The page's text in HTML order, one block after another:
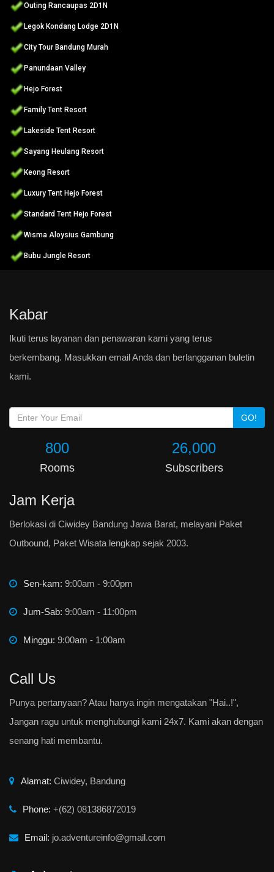
Outing Rancaupas 2D1N
Legok Kondang Lodge 2D1N
City Tour Bandung Murah
Panundaan Valley
Hejo Forest
Family Tent Resort
Lakeside Tent Resort
Sayang Heulang Resort
Keong Resort
Luxury Tent Hejo Forest
Standard Tent Hejo Forest
Wisma Aloysius Gambung
Bubu Jungle Resort
Kabar
Ikuti terus layanan dan penawaran kami yang terus
berkembang. Masukkan email Anda dan berlangganan buletin
kami.
GO!
800
Rooms
26,000
Subscribers
Jam Kerja
Berlokasi di Ciwidey Bandung Jawa Barat, melayani Paket
Outbound, Paket Wisata lengkap sejak 2003.
Sen-kam: 9:00am - 9:00pm
Jum-Sab: 9:00am - 11:00pm
Minggu: 9:00am - 1:00am
Call Us
Punya pertanyaan? Atau hanya ingin mengatakan "Hai..!",
Jangan ragu untuk menghubungi kami 24x7. Kami akan dengan
senang hati membantu.
Alamat: Ciwidey, Bandung
Phone: +(62) 081386872019
Email: jo.adventureinfo@gmail.com